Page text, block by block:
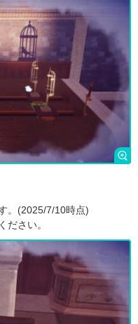
。(2025/7/10時点)
ださい。